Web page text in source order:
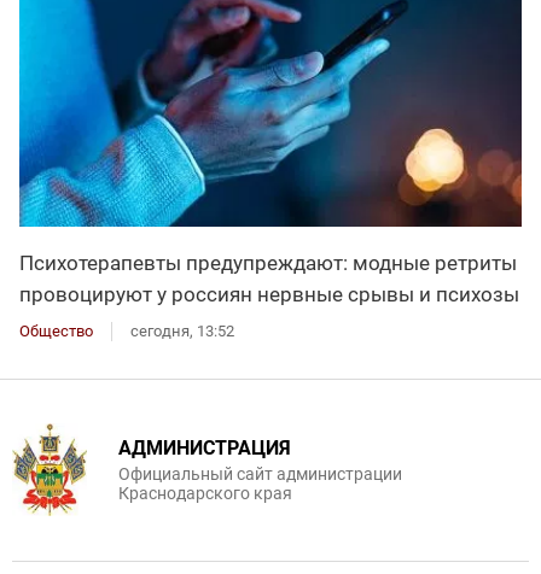
Психотерапевты предупреждают: модные ретриты
провоцируют у россиян нервные срывы и психозы
Общество сегодня, 13:52
АДМИНИСТРАЦИЯ
Официальный сайт администрации
Краснодарского края